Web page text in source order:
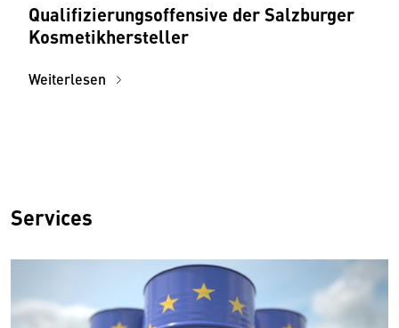
Qualifizierungsoffensive der Salzburger
Kosmetikhersteller
Weiterlesen
Services